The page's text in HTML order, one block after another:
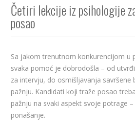
Četiri lekcije iz psihologije
posao
Sa jakom trenutnom konkurencijom u
svaka pomoć je dobrodošla – od
za intervju, do osmišljavanja savršene
pažnju. Kandidati koji traže posao
pažnju na svaki aspekt svoje potrage
ponašanje.